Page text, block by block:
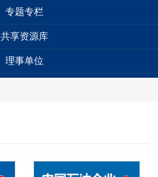
专题专栏
共享资源库
理事单位